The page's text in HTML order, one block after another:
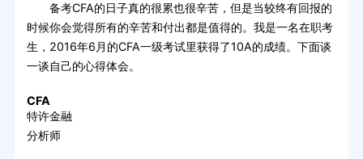
备考CFA的日子真的很累也很辛苦，但是当较终有回报的
时候你会觉得所有的辛苦和付出都是值得的。我是一名在职考
生，2016年6月的CFA一级考试里获得了10A的成绩。下面谈
一谈自己的心得体会。
CFA
特许金融
分析师